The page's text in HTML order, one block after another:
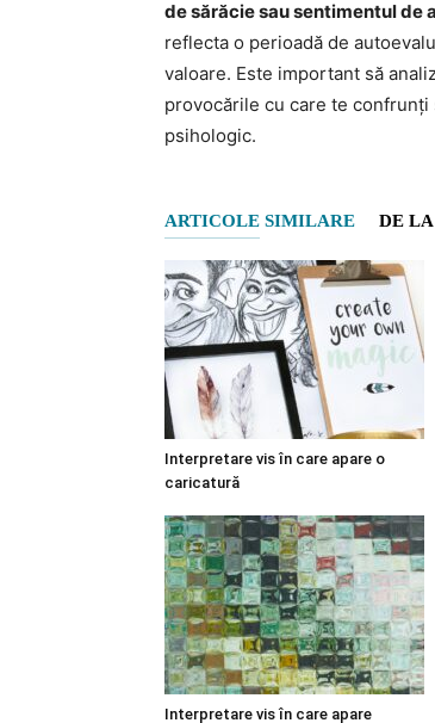
de sărăcie sau sentimentul de
reflecta o perioadă de
valoare. Este important să
provocările cu care te
psihologic.
ARTICOLE SIMILARE DE
Interpretare vis în care apare o
caricatură
Interpretare vis în care apare